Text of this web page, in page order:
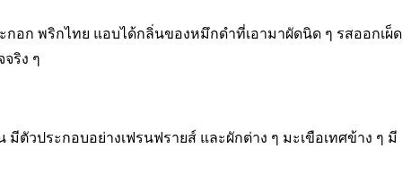
อก พริกไทย แอบได้กลิ่นของหมึกดำที่เอามาผัดนิด ๆ รสออกเผ็ด
ริง ๆ
ตัวประกอบอย่างเฟรนฟรายส์ และผักต่าง ๆ มะเขือเทศข้าง ๆ มี